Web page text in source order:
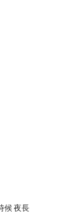
夜長